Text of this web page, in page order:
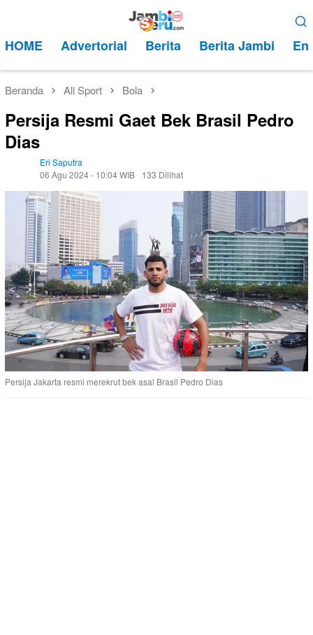
kontenMobile
HOME Advertorial Berita Berita Jambi
Beranda All Sport Bola
Persija Resmi Gaet Bek Brasil Pedro
Dias
Eri Saputra
06 Agu 2024 - 10:04 WIB
133 Dilihat
Persija Jakarta resmi merekrut bek asal Brasil Pedro Dias